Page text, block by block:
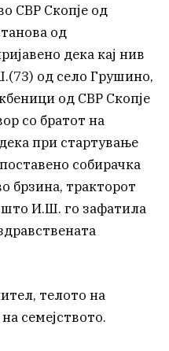
СВР Скопје од
од
дека кај нив
од село Грушино,
од СВР Скопје
со братот на
при стартување
собирачка
брзина, тракторот
И.Ш. го зафатила
телото на
семејството.